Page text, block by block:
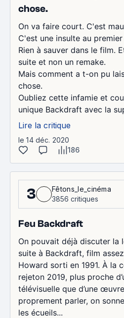
chose.
On va faire court. C'est
C'est une insulte au
Rien à sauver dans le film.
suite et non un remake.
Mais comment a t-on pu
chose.
Oubliez cette infamie et
unique Backdraft avec la
Lire la critique
le 14 déc. 2020
186
3
Fêtons_le_cinéma
3856 critiques
Feu Backdraft
On pouvait déjà discuter la
suite à Backdraft, film
Howard sorti en 1991. À la
rejeton 2019, plus proche
télévisuelle que d’une
proprement parler, on
les écueils...